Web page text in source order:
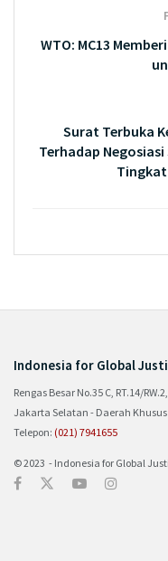
WTO: MC13
Surat Terbuka
Terhadap
Tingkat
Indonesia for Global
Rengas Besar No.35 C, RT.14/
Jakarta Selatan - Daerah
Telepon: (021) 7941655
© 2023 - Indonesia for Global